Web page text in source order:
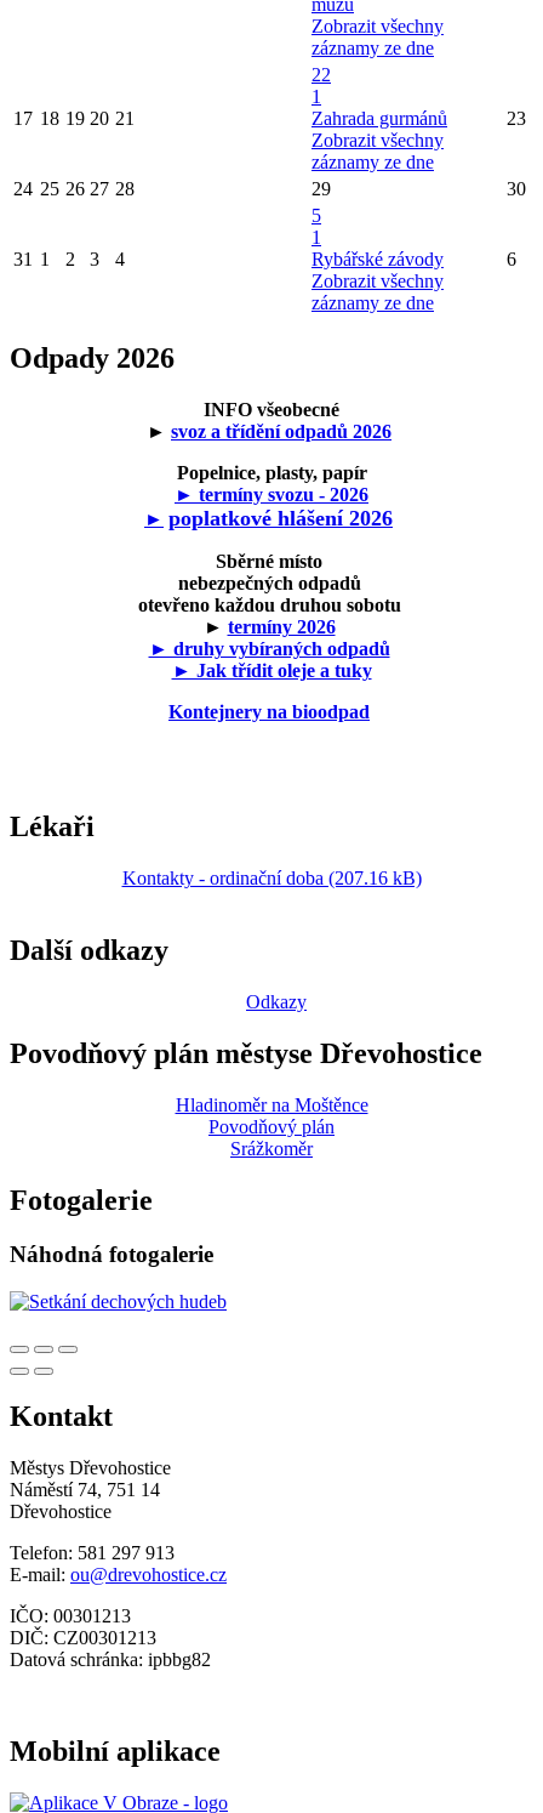
mužů
Zobrazit všechny
záznamy ze dne
17 18 19 20 21
22
1
Zahrada gurmánů
Zobrazit všechny
záznamy ze dne
23
24 25 26 27 28 29 30
31 1 2 3 4
5
1
Rybářské závody
Zobrazit všechny
záznamy ze dne
6
Odpady 2026
INFO všeobecné
► svoz a třídění odpadů 2026
Popelnice, plasty, papír
► termíny svozu - 2026
► poplatkové hlášení 2026
Sběrné místo
nebezpečných odpadů
otevřeno každou druhou sobotu
► termíny 2026
► druhy vybíraných odpadů
► Jak třídit oleje a tuky
Kontejnery na bioodpad
Lékaři
Kontakty - ordinační doba (207.16 kB)
Další odkazy
Odkazy
Povodňový plán městyse Dřevohostice
Hladinoměr na Moštěnce
Povodňový plán
Srážkoměr
Fotogalerie
Náhodná fotogalerie
Kontakt
Městys Dřevohostice
Náměstí 74, 751 14
Dřevohostice
Telefon: 581 297 913
E-mail: ou@drevohostice.cz
IČO: 00301213
DIČ: CZ00301213
Datová schránka: ipbbg82
Mobilní aplikace